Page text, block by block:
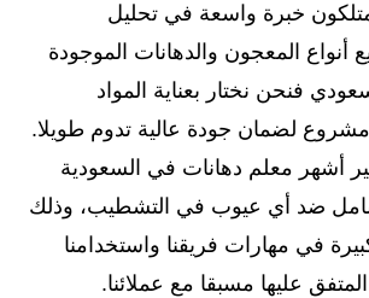
يمتلكون خبرة واسعة في تحليل
أنواع المعجون والدهانات الموجودة
فنحن نختار بعناية المواد
مشروع لضمان جودة عالية تدوم طويلا.
أشهر معلم دهانات في السعودية
ضد أي عيوب في التشطيب، وذلك
في مهارات فريقنا واستخدامنا
عليها مسبقا مع عملائنا.